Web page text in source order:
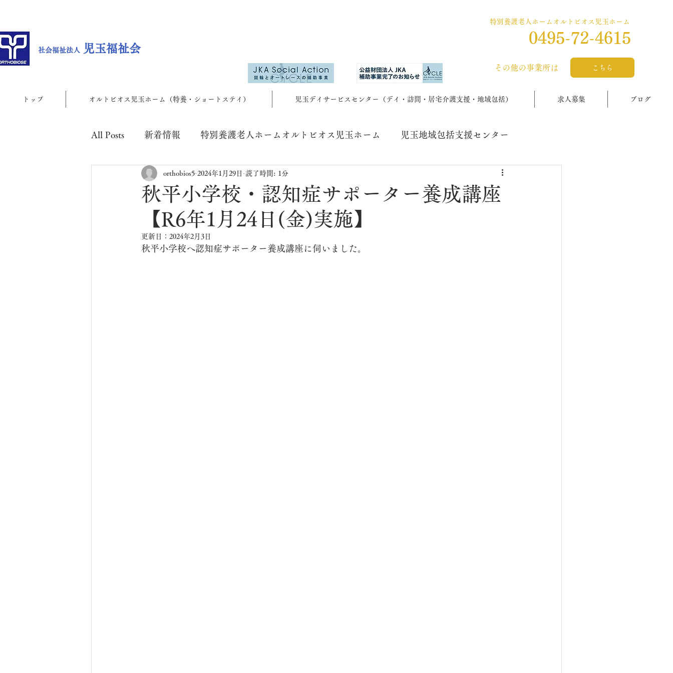
社会福祉法人 児玉福祉会
特別養護老人ホームオルトビオス児玉ホーム
0495-72-4615
​その他の事業所は こちら
トップ オルトビオス児玉ホーム（特養・ショートステイ） 児玉デイサービスセンター（デイ・訪問・居宅介護支援・地域包括） 求人募集 ブログ
All Posts 新着情報 特別養護老人ホームオルトビオス児玉ホーム 児玉地域包括支援センター
児玉地域包括支援センター
秋平小学校・認知症サポーター養成講座
【R6年1月24日(金)実施】
orthobios5 2024年1月29日 読了時間: 1分
更新日： 2024年2月3日
秋平小学校へ認知症サポーター養成講座に伺いました。